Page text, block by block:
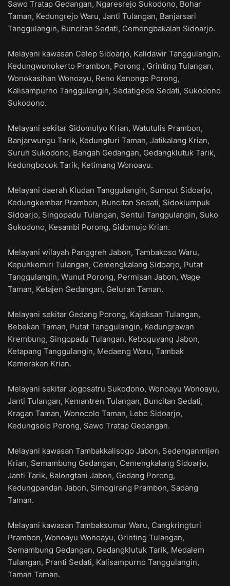
Sawo Tratap Gedangan, Ngaresrejo Sukodono, Bohar
Taman, Kedungrejo Waru, Janti Tulangan, Banjarsari
Tanggulangin, Buncitan Sedati, Cemengbakalan Sidoarjo.
Melayani kawasan Celep Sidoarjo, Kalidawir Tanggulangin,
Kedungwonokerto Prambon, Porong , Grinting Tulangan,
Wonokasihan Wonoayu, Reno Kenongo Porong,
Kalisampurno Tanggulangin, Sedatigede Sedati, Sukodono
Sukodono.
Melayani sekitar Sidomulyo Krian, Watutulis Prambon,
Banjarwungu Tarik, Kedungturi Taman, Jatikalang Krian,
Suruh Sukodono, Bangah Gedangan, Gedangklutuk Tarik,
Kedungbocok Tarik, Ketimang Wonoayu.
Melayani daerah Kludan Tanggulangin, Sumput Sidoarjo,
Kedungkembar Prambon, Buncitan Sedati, Sidoklumpuk
Sidoarjo, Singopadu Tulangan, Sentul Tanggulangin, Suko
Sukodono, Kesambi Porong, Sidomojo Krian.
Melayani wilayah Panggreh Jabon, Tambakoso Waru,
Kepuhkemiri Tulangan, Cemengkalang Sidoarjo, Putat
Tanggulangin, Wunut Porong, Permisan Jabon, Wage
Taman, Ketajen Gedangan, Geluran Taman.
Melayani sekitar Gedang Porong, Kajeksan Tulangan,
Bebekan Taman, Putat Tanggulangin, Kedungrawan
Krembung, Singopadu Tulangan, Keboguyang Jabon,
Ketapang Tanggulangin, Medaeng Waru, Tambak
Kemerakan Krian.
Melayani sekitar Jogosatru Sukodono, Wonoayu Wonoayu,
Janti Tulangan, Kemantren Tulangan, Buncitan Sedati,
Kragan Taman, Wonocolo Taman, Lebo Sidoarjo,
Kedungsolo Porong, Sawo Tratap Gedangan.
Melayani kawasan Tambakkalisogo Jabon, Sedenganmijen
Krian, Semambung Gedangan, Cemengkalang Sidoarjo,
Janti Tarik, Balongtani Jabon, Gedang Porong,
Kedungpandan Jabon, Simogirang Prambon, Sadang
Taman.
Melayani kawasan Tambaksumur Waru, Cangkringturi
Prambon, Wonoayu Wonoayu, Grinting Tulangan,
Semambung Gedangan, Gedangklutuk Tarik, Medalem
Tulangan, Pranti Sedati, Kalisampurno Tanggulangin,
Taman Taman.